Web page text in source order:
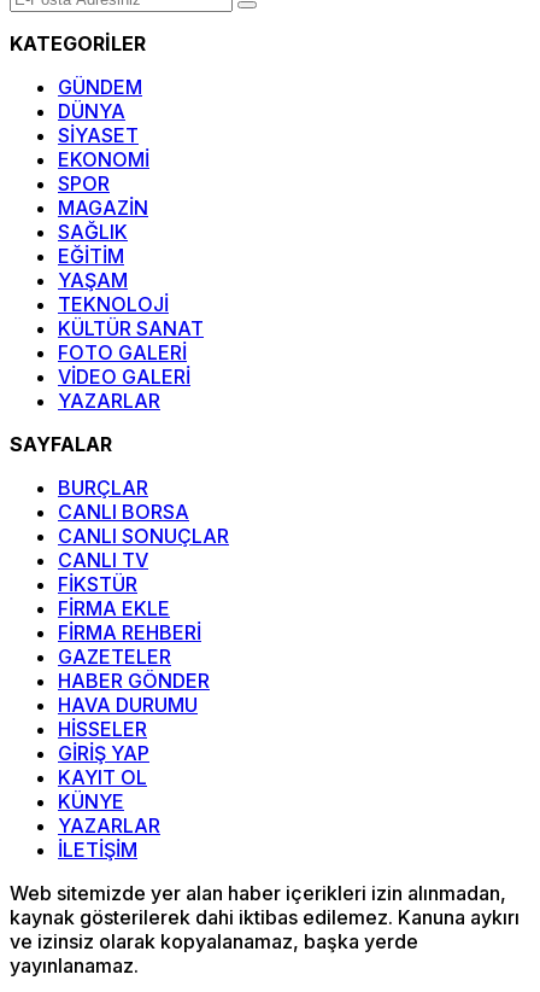
KATEGORİLER
GÜNDEM
DÜNYA
SİYASET
EKONOMİ
SPOR
MAGAZİN
SAĞLIK
EĞİTİM
YAŞAM
TEKNOLOJİ
KÜLTÜR SANAT
FOTO GALERİ
VİDEO GALERİ
YAZARLAR
SAYFALAR
BURÇLAR
CANLI BORSA
CANLI SONUÇLAR
CANLI TV
FİKSTÜR
FİRMA EKLE
FİRMA REHBERİ
GAZETELER
HABER GÖNDER
HAVA DURUMU
HİSSELER
GİRİŞ YAP
KAYIT OL
KÜNYE
YAZARLAR
İLETİŞİM
Web sitemizde yer alan haber içerikleri izin alınmadan,
kaynak gösterilerek dahi iktibas edilemez. Kanuna aykırı
ve izinsiz olarak kopyalanamaz, başka yerde
yayınlanamaz.